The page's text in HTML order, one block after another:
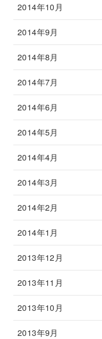
2014年10月
2014年9月
2014年8月
2014年7月
2014年6月
2014年5月
2014年4月
2014年3月
2014年2月
2014年1月
2013年12月
2013年11月
2013年10月
2013年9月